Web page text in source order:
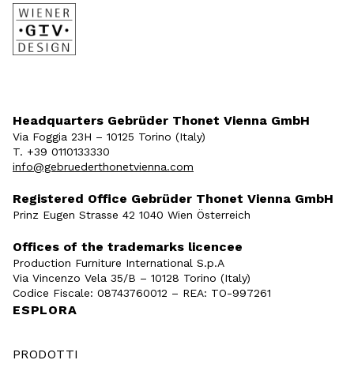
Headquarters Gebrüder Thonet Vienna GmbH
Via Foggia 23H – 10125 Torino (Italy)
T. +39 0110133330
info@gebruederthonetvienna.com
Registered Office Gebrüder Thonet Vienna GmbH
Prinz Eugen Strasse 42 1040 Wien Österreich
Offices of the trademarks licencee
Production Furniture International S.p.A
Via Vincenzo Vela 35/B – 10128 Torino (Italy)
Codice Fiscale: 08743760012 – REA: TO-997261
ESPLORA
PRODOTTI